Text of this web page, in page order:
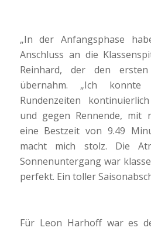
„In der Anfangsphase
Anschluss an die
Reinhard, der den
übernahm. „Ich
Rundenzeiten
und gegen Rennende, mit
eine Bestzeit von 9.49
macht mich stolz. Die
Sonnenuntergang war
perfekt. Ein toller
Für Leon Harhoff war es